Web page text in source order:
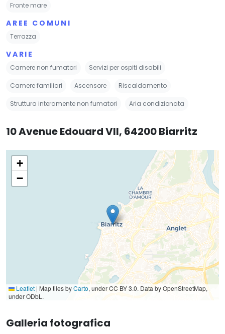
Fronte mare
AREE COMUNI
Terrazza
VARIE
Camere non fumatori Servizi per ospiti disabili
Camere familiari Ascensore Riscaldamento
Struttura interamente non fumatori Aria condizionata
10 Avenue Edouard VII, 64200 Biarritz
+
−
Leaflet | Map tiles byCarto, under CC BY 3.0. Data by OpenStreetMap,
under ODbL.
Galleria fotografica